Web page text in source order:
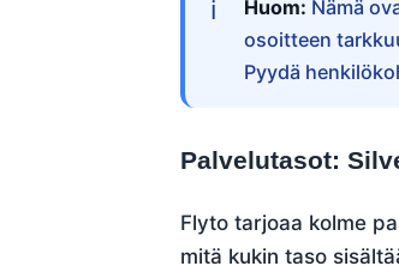
Huom: Nämä
osoitteen
Pyydä
Palvelutasot:
Flyto tarjoaa kolme
mitä kukin taso